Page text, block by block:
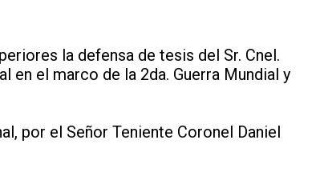
la defensa de tesis del Sr. Cnel.
en el marco de la 2da. Guerra Mundial y
por el Señor Teniente Coronel Daniel